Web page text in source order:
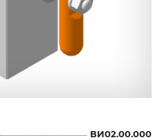
ВИ02.00.000